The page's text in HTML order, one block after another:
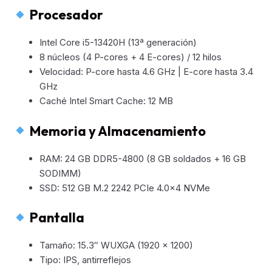
Procesador
Intel Core i5-13420H (13ª generación)
8 núcleos (4 P-cores + 4 E-cores) / 12 hilos
Velocidad: P-core hasta 4.6 GHz | E-core hasta 3.4
GHz
Caché Intel Smart Cache: 12 MB
Memoria y Almacenamiento
RAM: 24 GB DDR5-4800 (8 GB soldados + 16 GB
SODIMM)
SSD: 512 GB M.2 2242 PCIe 4.0×4 NVMe
Pantalla
Tamaño: 15.3″ WUXGA (1920 x 1200)
Tipo: IPS, antirreflejos